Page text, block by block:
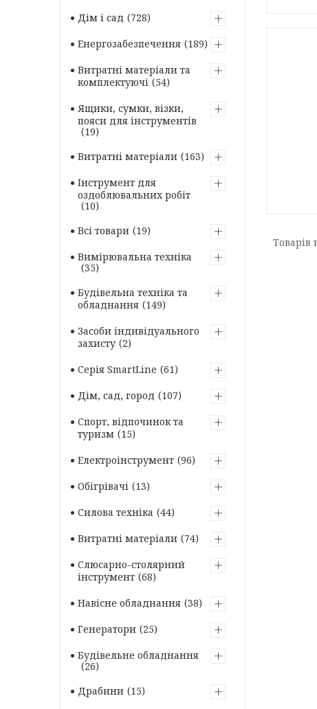
Дім і сад
728
Енергозабезпечення 189
Витратні матеріали та
комплектуючі
54
Ящики, сумки, візки,
пояси для інструментів
19
Витратні матеріали 163
Інструмент для
оздоблювальних робіт
10
Всі товари 19
Вимірювальна техніка
35
Будівельна техніка та
обладнання 149
Засоби індивідуального
захисту 2
Серія SmartLine 61
Дім, сад, город
107
Спорт, відпочинок та
туризм 15
Електроінструмент 96
Обігрівачі
13
Силова техніка 44
Витратні матеріали 74
Слюсарно-столярний
інструмент 68
Навісне обладнання 38
Генератори 25
Будівельне обладнання
26
Драбини 15